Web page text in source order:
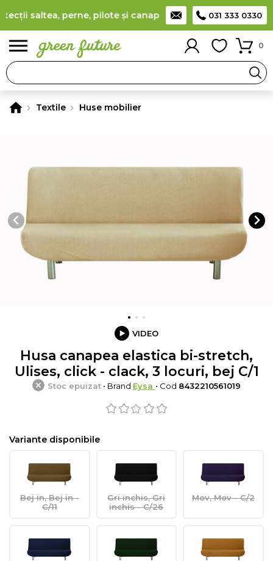
saltea, perne, pilote și canapele detalii ) Producător
031 333 0330
0
Textile Huse mobilier
VIDEO
Husa canapea elastica bi-stretch,
Ulises, click - clack, 3 locuri, bej C/1
Stoc epuizat• Brand Eysa • Cod 8432210561019
Variante disponibile
Bej in, Bej in -
C/11
Gri inchis, Gri
inchis - C/26
Mov, Mov - C/2